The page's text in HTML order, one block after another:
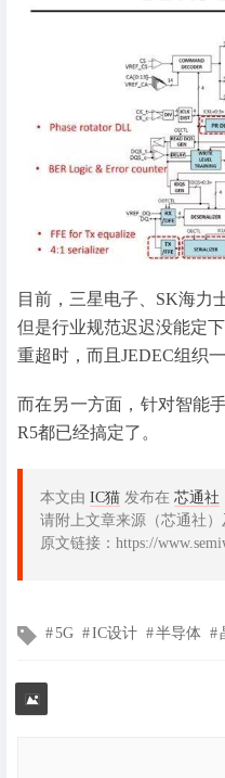
目前，三星电子、SK海力
但是行业规范迟迟没能定
重超时，而且JEDEC组织
而在另一方面，针对智能
R5都已经搞定了。
本文由 IC猫 发布在 芯通社
请附上文章来源（芯通社）
原文链接：https://
文
签
5G IC设计 半导体